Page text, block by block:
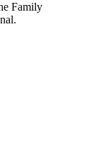
Family